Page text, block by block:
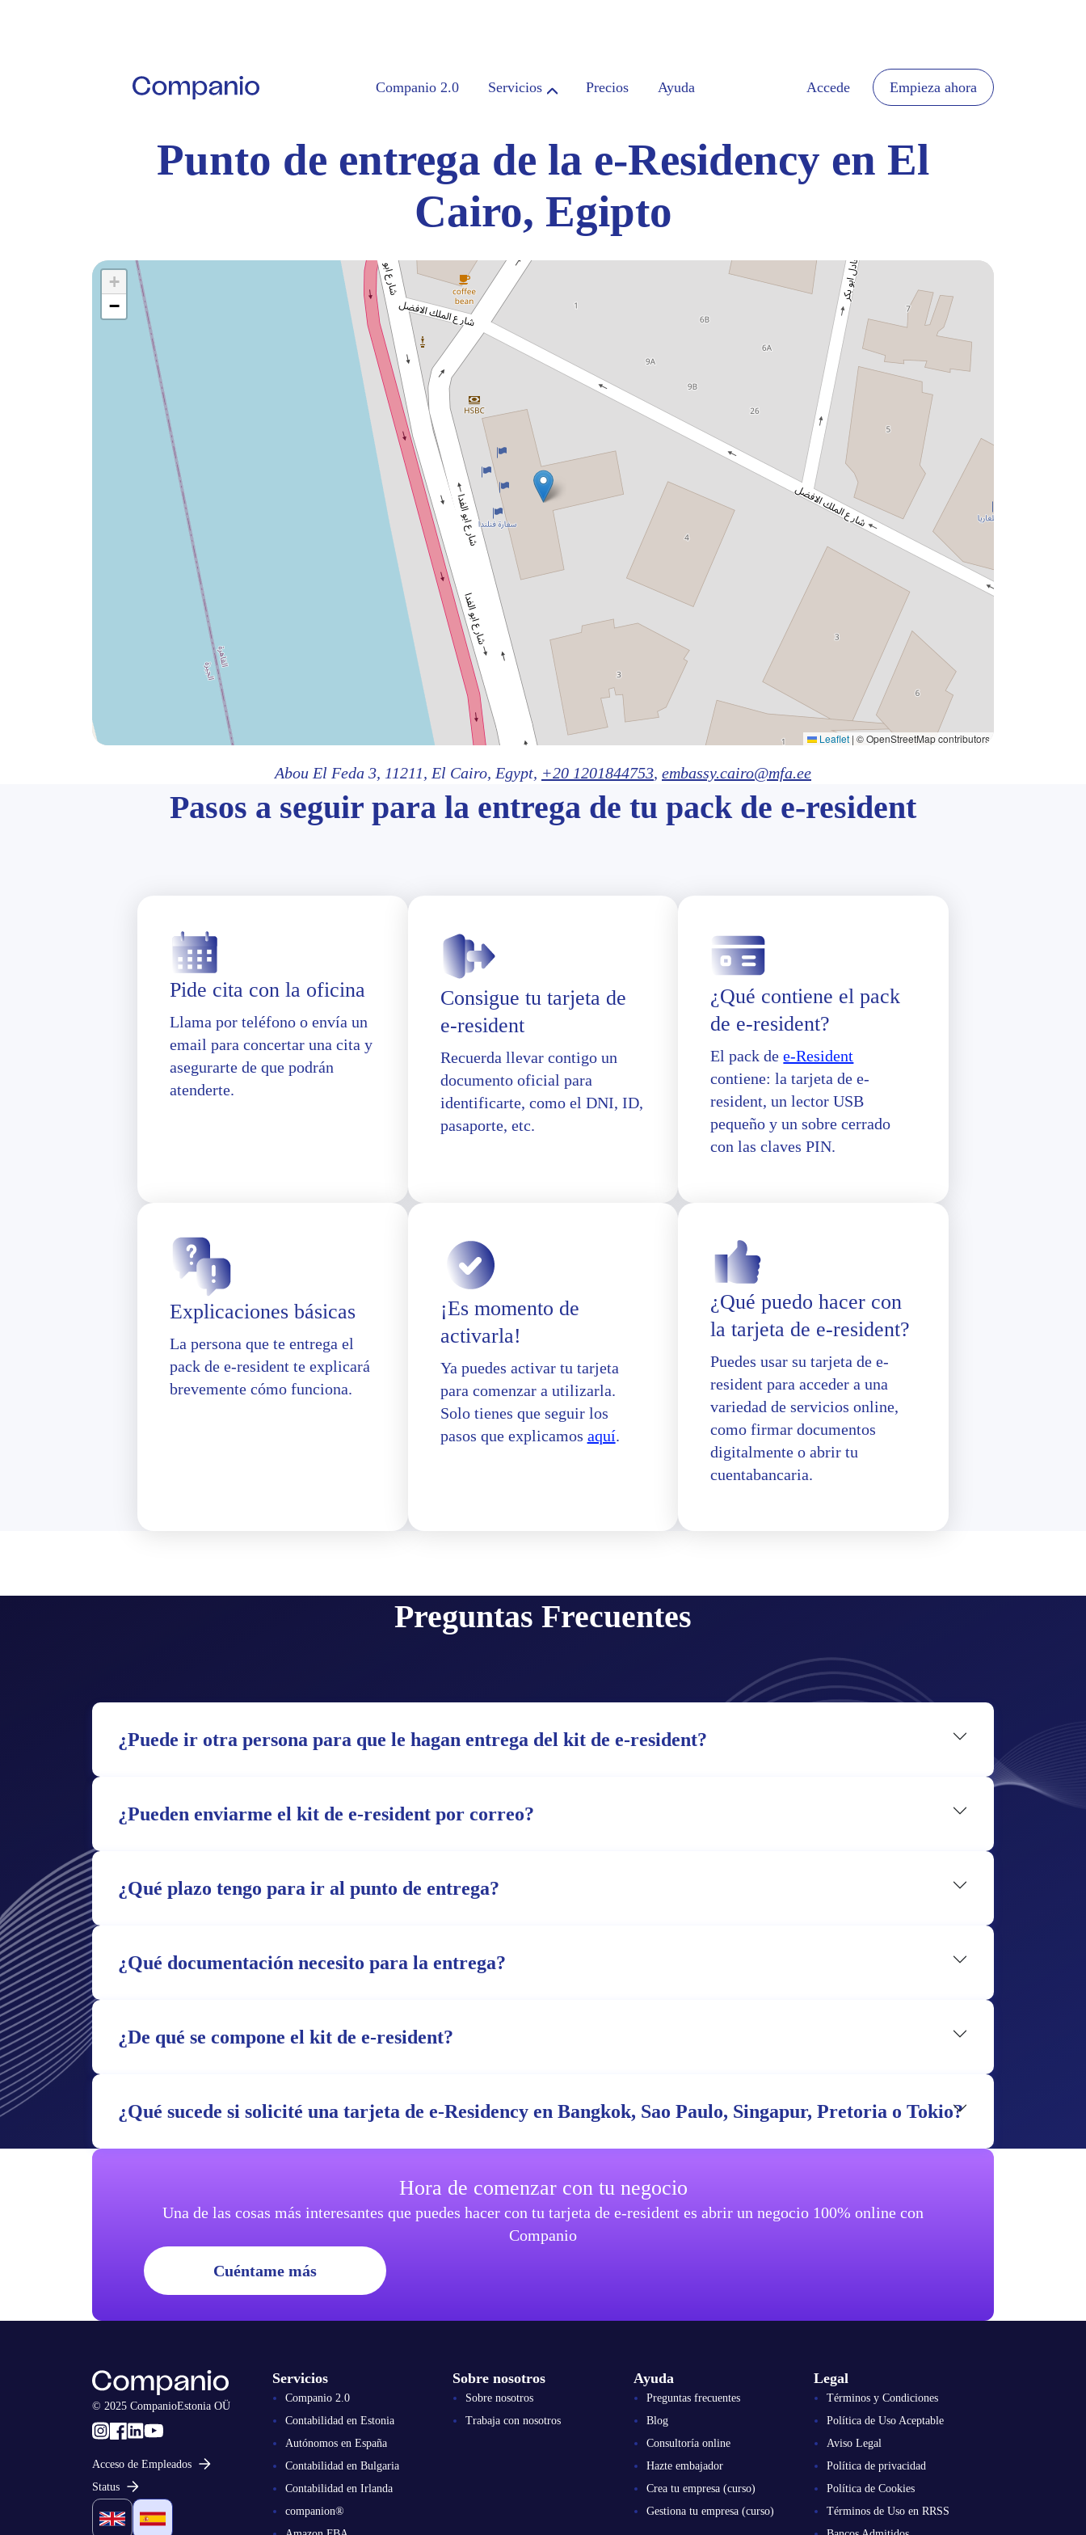
Companio 2.0 Servicios Precios Ayuda Accede Empieza ahora
Punto de entrega de la e-Residency en El
Cairo, Egipto
+
−
Leaflet | © OpenStreetMap contributors
Abou El Feda 3, 11211, El Cairo, Egypt, +20 1201844753, embassy.cairo@mfa.ee
Pasos a seguir para la entrega de tu pack de e-resident
Pide cita con la oficina
Llama por teléfono o envía un
email para concertar una cita y
asegurarte de que podrán
atenderte.
Consigue tu tarjeta de
e-resident
Recuerda llevar contigo un
documento oficial para
identificarte, como el DNI, ID,
pasaporte, etc.
¿Qué contiene el pack
de e-resident?
El pack dee-Resident
contiene: la tarjeta de e-
resident, un lector USB
pequeño y un sobre cerrado
con las claves PIN.
Explicaciones básicas
La persona que te entrega el
pack de e-resident te explicará
brevemente cómo funciona.
¡Es momento de
activarla!
Ya puedes activar tu tarjeta
para comenzar a utilizarla.
Solo tienes que seguir los
pasos que explicamos aquí.
¿Qué puedo hacer con
la tarjeta de e-resident?
Puedes usar su tarjeta de e-
resident para acceder a una
variedad de servicios online,
como firmar documentos
digitalmente o abrir tu
cuentabancaria.
Preguntas Frecuentes
¿Puede ir otra persona para que le hagan entrega del kit de e-resident?
¿Pueden enviarme el kit de e-resident por correo?
¿Qué plazo tengo para ir al punto de entrega?
¿Qué documentación necesito para la entrega?
¿De qué se compone el kit de e-resident?
¿Qué sucede si solicité una tarjeta de e-Residency en Bangkok, Sao Paulo, Singapur, Pretoria o Tokio?
Hora de comenzar con tu negocio
Una de las cosas más interesantes que puedes hacer con tu tarjeta de e-resident es abrir un negocio 100% online con
Companio
Cuéntame más
© 2025 CompanioEstonia OÜ
Acceso de Empleados
Status
Servicios
Companio 2.0
Contabilidad en Estonia
Autónomos en España
Contabilidad en Bulgaria
Contabilidad en Irlanda
companion®
Sobre nosotros
Sobre nosotros
Trabaja con nosotros
Ayuda
Preguntas frecuentes
Blog
Consultoría online
Hazte embajador
Crea tu empresa (curso)
Gestiona tu empresa (curso)
Legal
Términos y Condiciones
Política de Uso Aceptable
Aviso Legal
Política de privacidad
Política de Cookies
Términos de Uso en RRSS